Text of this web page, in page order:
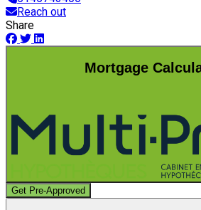
Reach out
Share
Mortgage
Get Pre-Approved